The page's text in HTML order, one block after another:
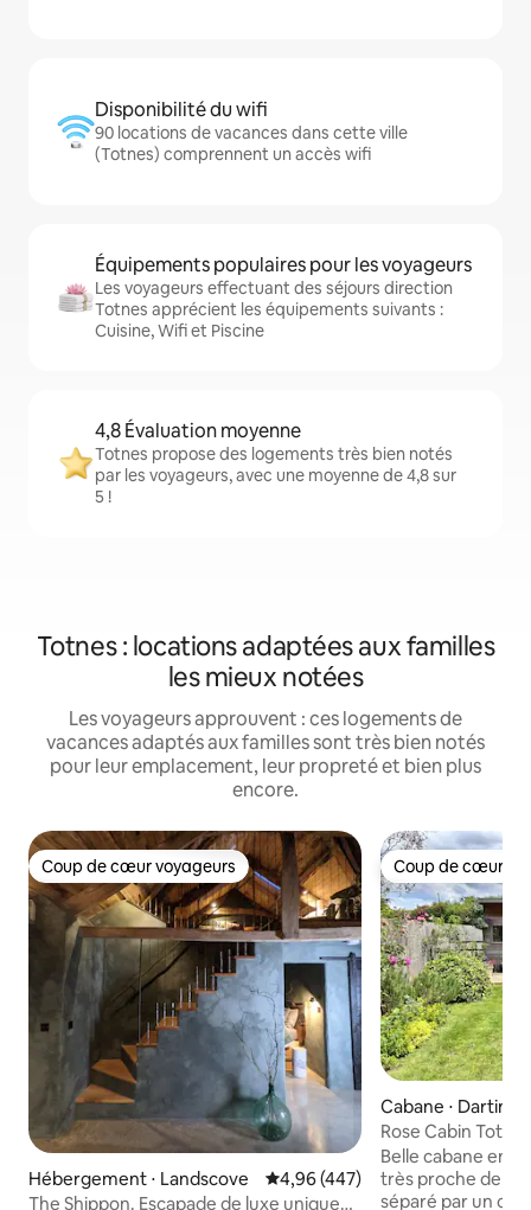
Disponibilité du wifi
90 locations de vacances dans cette ville
(Totnes) comprennent un accès wifi
Équipements populaires pour les voyageurs
Les voyageurs effectuant des séjours direction
Totnes apprécient les équipements suivants :
Cuisine, Wifi et Piscine
4,8 Évaluation moyenne
Totnes propose des logements très bien notés
par les voyageurs, avec une moyenne de 4,8 sur
5 !
Totnes : locations adaptées aux familles
les mieux notées
Les voyageurs approuvent : ces logements de
vacances adaptés aux familles sont très bien notés
pour leur emplacement, leur propreté et bien plus
encore.
Coup de cœur voyageurs
Coup de cœur voyageurs
Hébergement ⋅ Landscove Évaluation moyenne sur la
4,96 (447)
The Shippon. Escapade de luxe unique
Coup de cœur
Coup de cœur
Cabane ⋅
Rose Cabin
Belle cabane en
très proche de la
séparé par un